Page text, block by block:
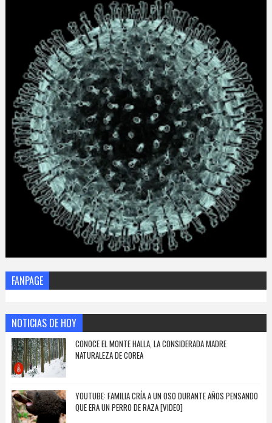
FANPAGE
NOTICIAS DE HOY
CONOCE EL MONTE HALLA, LA CONSIDERADA MADRE
NATURALEZA DE COREA
YOUTUBE: FAMILIA CRÍA A UN OSO DURANTE AÑOS PENSANDO
QUE ERA UN PERRO DE RAZA [VIDEO]